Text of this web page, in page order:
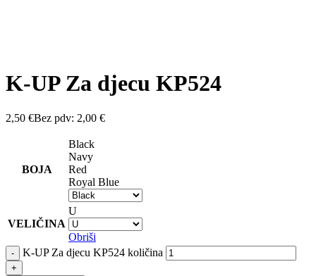
K-UP Za djecu KP524
2,50 €Bez pdv: 2,00 €
BOJA
Black
Navy
Red
Royal Blue
VELIČINA
U
Obriši
K-UP Za djecu KP524 količina